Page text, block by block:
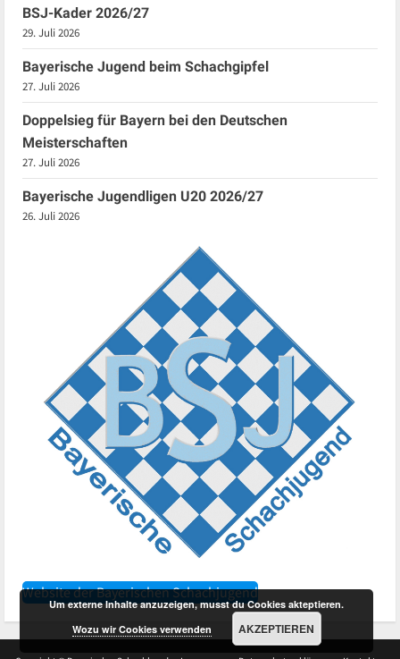
BSJ-Kader 2026/27
29. Juli 2026
Bayerische Jugend beim Schachgipfel
27. Juli 2026
Doppelsieg für Bayern bei den Deutschen
Meisterschaften
27. Juli 2026
Bayerische Jugendligen U20 2026/27
26. Juli 2026
Website der Bayerischen Schachjugend
Um externe Inhalte anzuzeigen, musst du Cookies akteptieren.
Wozu wir Cookies verwenden
AKZEPTIEREN